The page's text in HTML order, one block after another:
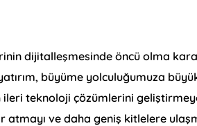
dijitalleşmesinde öncü olma
büyüme yolculuğumuza
teknoloji çözümlerini
ve daha geniş kitlelere